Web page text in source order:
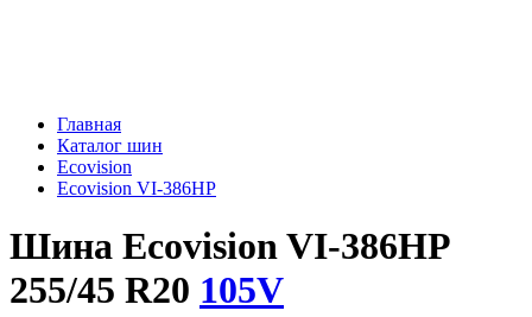
Главная
Каталог шин
Ecovision
Ecovision VI-386HP
Шина Ecovision VI-386HP
255/45 R20 105V